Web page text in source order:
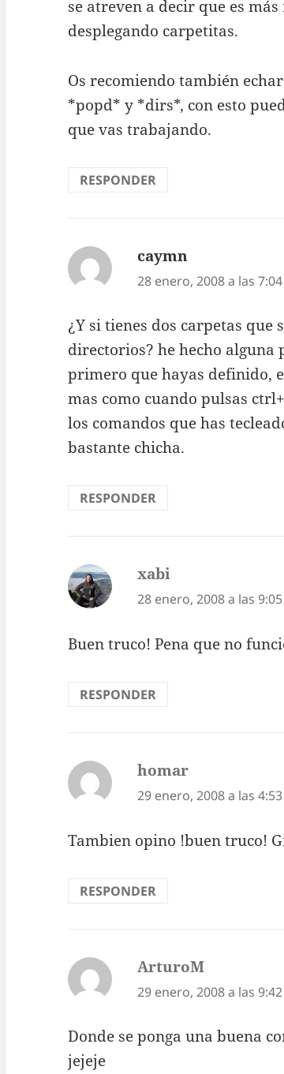
se atreven a decir que es
desplegando carpetitas.
Os recomiendo también
*popd* y *dirs*, con esto
que vas trabajando.
RESPONDER
caymn
28 enero, 2008 a las
¿Y si tienes dos carpetas que
directorios? he hecho alguna
primero que hayas definido,
mas como cuando pulsas
los comandos que has
bastante chicha.
RESPONDER
xabi
28 enero, 2008 a las
Buen truco! Pena que no
RESPONDER
homar
29 enero, 2008 a las
Tambien opino !buen truco!
RESPONDER
ArturoM
29 enero, 2008 a las
Donde se ponga una buena
jejeje